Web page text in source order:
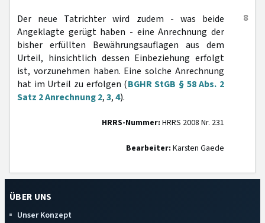
8
Der neue Tatrichter wird zudem - was beide
Angeklagte gerügt haben - eine Anrechnung der
bisher erfüllten Bewährungsauflagen aus dem
Urteil, hinsichtlich dessen Einbeziehung erfolgt
ist, vorzunehmen haben. Eine solche Anrechnung
hat im Urteil zu erfolgen (BGHR StGB § 58 Abs. 2
Satz 2 Anrechnung 2,3,4).
HRRS-Nummer: HRRS 2008 Nr. 231
Bearbeiter: Karsten Gaede
ÜBER UNS
Unser Konzept